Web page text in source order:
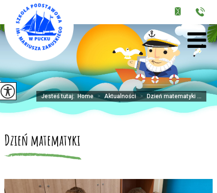
Jesteś tutaj: Home > Aktualności > Dzień matematyki ...
Dzień matematyki